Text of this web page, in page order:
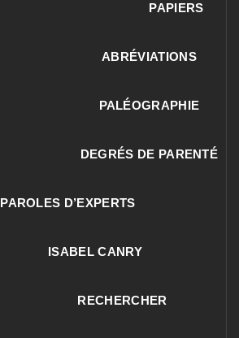
PAPIERS
ABRÉVIATIONS
PALÉOGRAPHIE
DEGRÉS DE PARENTÉ
PAROLES D’EXPERTS
ISABEL CANRY
RECHERCHER